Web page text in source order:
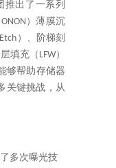
推出了一系列
ONON ）薄膜沉
）、阶梯刻
填充（ LFW）
够帮助存储器
关键挑战，从
多次曝光技